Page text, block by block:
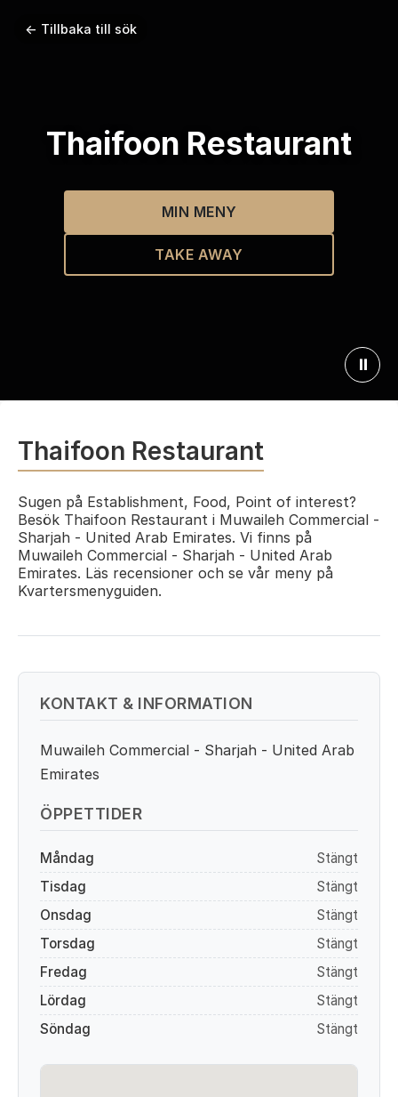
← Tillbaka till sök
Thaifoon Restaurant
MIN MENY
TAKE AWAY
⏸
Thaifoon Restaurant
Sugen på Establishment, Food, Point of interest?
Besök Thaifoon Restaurant i Muwaileh Commercial -
Sharjah - United Arab Emirates. Vi finns på
Muwaileh Commercial - Sharjah - United Arab
Emirates. Läs recensioner och se vår meny på
Kvartersmenyguiden.
KONTAKT & INFORMATION
Muwaileh Commercial - Sharjah - United Arab
Emirates
ÖPPETTIDER
Måndag
Stängt
Tisdag
Stängt
Onsdag
Stängt
Torsdag
Stängt
Fredag
Stängt
Lördag
Stängt
Söndag
Stängt